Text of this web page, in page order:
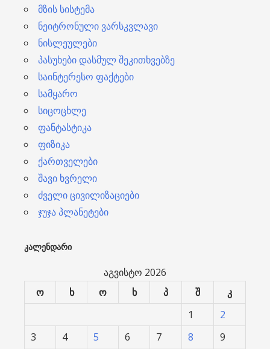
მზის სისტემა
ნეიტრონული ვარსკვლავი
ნისლეულები
პასუხები დასმულ შეკითხვებზე
საინტერესო ფაქტები
სამყარო
სიცოცხლე
ფანტასტიკა
ფიზიკა
ქართველები
შავი ხვრელი
ძველი ცივილიზაციები
ჯუჯა პლანეტები
ᲙᲐᲚᲔᲜᲓᲐᲠᲘ
აგვისტო 2026
ო
ხ ო ხ პ შ
კ
1
2
3
4 5 6 7 8 9